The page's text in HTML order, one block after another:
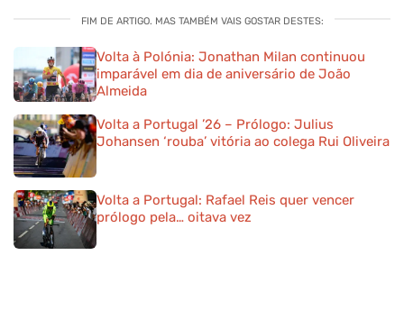
FIM DE ARTIGO. MAS TAMBÉM VAIS GOSTAR DESTES:
Volta à Polónia: Jonathan Milan continuou
imparável em dia de aniversário de João
Almeida
Volta a Portugal ’26 – Prólogo: Julius
Johansen ‘rouba’ vitória ao colega Rui Oliveira
Volta a Portugal: Rafael Reis quer vencer
prólogo pela… oitava vez